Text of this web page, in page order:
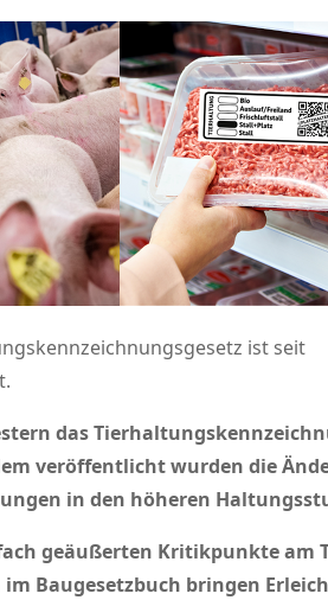
ist seit
das
veröffentlicht wurden die
in den höheren
geäußerten Kritikpunkte am
Baugesetzbuch bringen